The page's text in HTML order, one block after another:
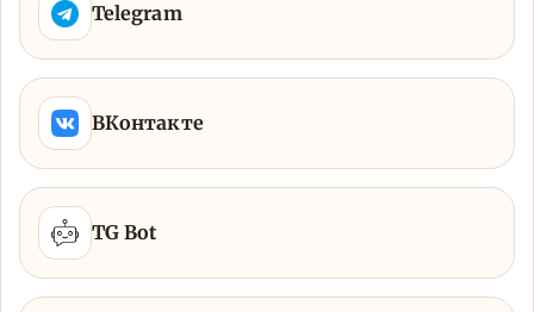
Telegram
ВКонтакте
TG Bot